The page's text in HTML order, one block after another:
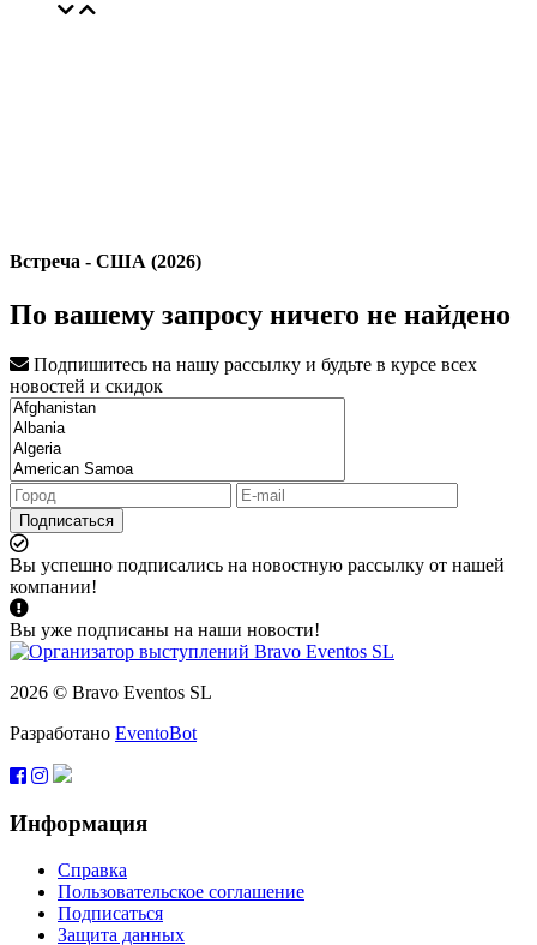
Встреча - США (2026)
По вашему запросу ничего не найдено
Подпишитесь на нашу рассылку и будьте в курсе всех
новостей и скидок
Подписаться
Вы успешно подписались на новостную рассылку от нашей
компании!
Вы уже подписаны на наши новости!
2026 © Bravo Eventos SL
Разработано EventoBot
Информация
Справка
Пользовательское соглашение
Подписаться
Защита данных